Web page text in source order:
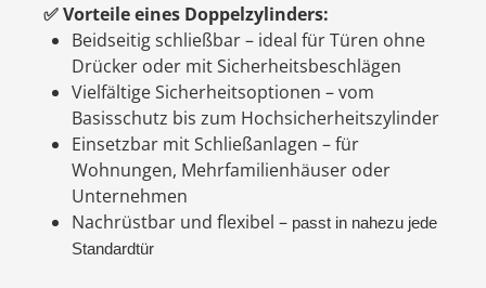
✅ Vorteile eines Doppelzylinders:
Beidseitig schließbar – ideal für Türen ohne
Drücker oder mit Sicherheitsbeschlägen
Vielfältige Sicherheitsoptionen – vom
Basisschutz bis zum Hochsicherheitszylinder
Einsetzbar mit Schließanlagen – für
Wohnungen, Mehrfamilienhäuser oder
Unternehmen
Nachrüstbar und flexibel – passt in nahezu jede
Standardtür